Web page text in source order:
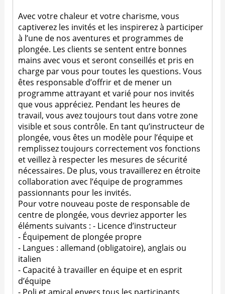
Avec votre chaleur et votre charisme, vous
captiverez les invités et les inspirerez à participer
à l’une de nos aventures et programmes de
plongée. Les clients se sentent entre bonnes
mains avec vous et seront conseillés et pris en
charge par vous pour toutes les questions. Vous
êtes responsable d’offrir et de mener un
programme attrayant et varié pour nos invités
que vous appréciez. Pendant les heures de
travail, vous avez toujours tout dans votre zone
visible et sous contrôle. En tant qu’instructeur de
plongée, vous êtes un modèle pour l’équipe et
remplissez toujours correctement vos fonctions
et veillez à respecter les mesures de sécurité
nécessaires. De plus, vous travaillerez en étroite
collaboration avec l’équipe de programmes
passionnants pour les invités.
Pour votre nouveau poste de responsable de
centre de plongée, vous devriez apporter les
éléments suivants : - Licence d’instructeur
- Équipement de plongée propre
- Langues : allemand (obligatoire), anglais ou
italien
- Capacité à travailler en équipe et en esprit
d’équipe